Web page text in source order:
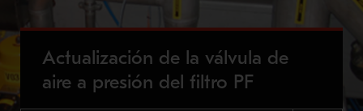
Actualización de la válvula de
aire a presión del filtro PF